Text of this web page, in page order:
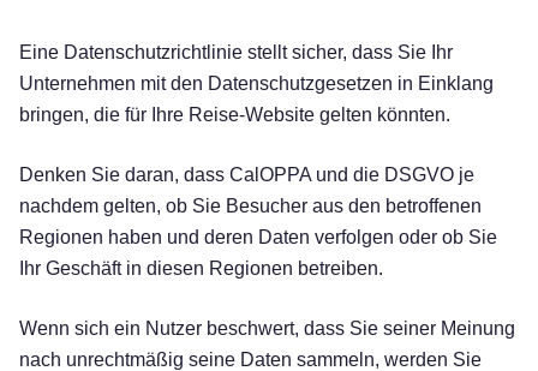
Eine Datenschutzrichtlinie stellt sicher, dass Sie Ihr
Unternehmen mit den Datenschutzgesetzen in Einklang
bringen, die für Ihre Reise-Website gelten könnten.
Denken Sie daran, dass CalOPPA und die DSGVO je
nachdem gelten, ob Sie Besucher aus den betroffenen
Regionen haben und deren Daten verfolgen oder ob Sie
Ihr Geschäft in diesen Regionen betreiben.
Wenn sich ein Nutzer beschwert, dass Sie seiner Meinung
nach unrechtmäßig seine Daten sammeln, werden Sie